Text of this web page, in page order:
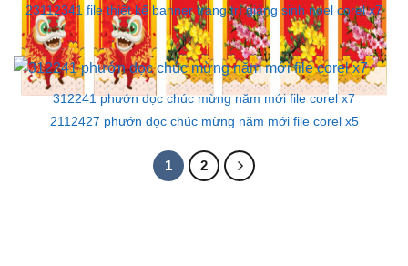
2112427 phướn dọc chúc mừng năm mới file corel x5
23112341 file thiết kế banner trang trí giáng sinh noel corel x7
312241 phướn dọc chúc mừng năm mới file corel x7
1 2